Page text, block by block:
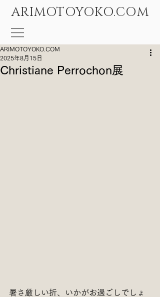
ARIMOTOYOKO.COM
Christiane Perrochon展
ARIMOTOYOKO.COM
2025年8月15日
暑さ厳しい折、いかがお過ごしでしょ